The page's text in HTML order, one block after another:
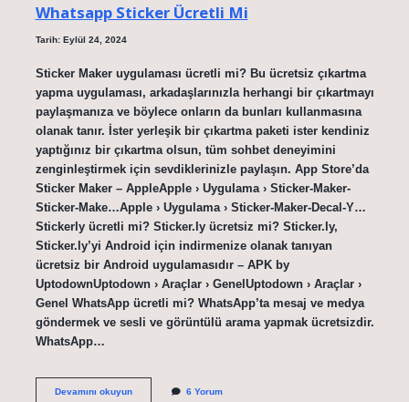
Whatsapp Sticker Ücretli Mi
Tarih: Eylül 24, 2024
Sticker Maker uygulaması ücretli mi? Bu ücretsiz çıkartma
yapma uygulaması, arkadaşlarınızla herhangi bir çıkartmayı
paylaşmanıza ve böylece onların da bunları kullanmasına
olanak tanır. İster yerleşik bir çıkartma paketi ister kendiniz
yaptığınız bir çıkartma olsun, tüm sohbet deneyimini
zenginleştirmek için sevdiklerinizle paylaşın. App Store’da
Sticker Maker – AppleApple › Uygulama › Sticker-Maker-
Sticker-Make…Apple › Uygulama › Sticker-Maker-Decal-Y…
Stickerly ücretli mi? Sticker.ly ücretsiz mi? Sticker.ly,
Sticker.ly’yi Android için indirmenize olanak tanıyan
ücretsiz bir Android uygulamasıdır – APK by
UptodownUptodown › Araçlar › GenelUptodown › Araçlar ›
Genel WhatsApp ücretli mi? WhatsApp’ta mesaj ve medya
göndermek ve sesli ve görüntülü arama yapmak ücretsizdir.
WhatsApp…
Devamını okuyunWhatsapp
6 Yorum